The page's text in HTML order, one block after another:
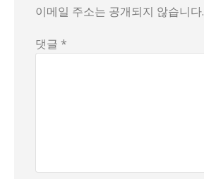
이메일 주소는 공개되지 않습니다.
댓글 *